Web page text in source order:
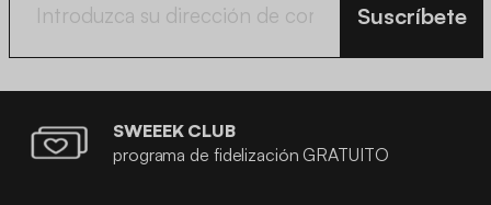
Suscríbete
SWEEEK CLUB
programa de fidelización GRATUITO